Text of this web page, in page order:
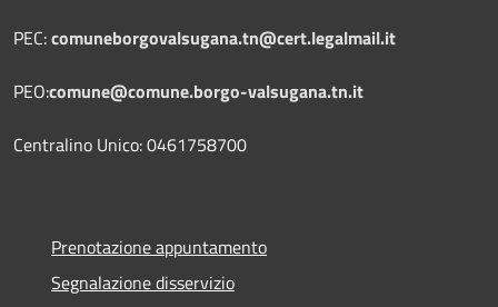
PEC:comuneborgovalsugana.tn@cert.legalmail.it
PEO:comune@comune.borgo-valsugana.tn.it
Centralino Unico: 0461758700
Prenotazione appuntamento
Segnalazione disservizio